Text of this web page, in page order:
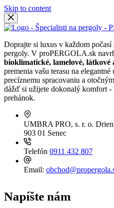
Skip to content
Doprajte si luxus v každom počasí
pergoly. V proPERGOLA.sk
bioklimatické, lamelové, látkové
premenia vašu terasu na
precíznemu spracovaniu a
dážď si užijete dokonalý komfort -
prehánok.
UMBRA PRO, s. r. o.
903 01 Senec
Telefón 0911 432 807
Email:
Napíšte nám